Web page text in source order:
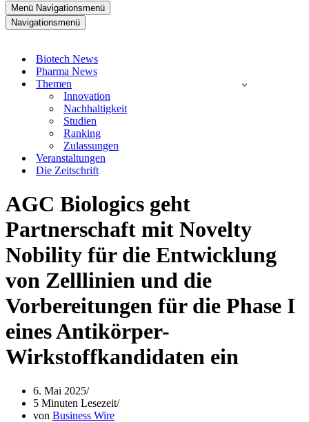
Menü Navigationsmenü
Navigationsmenü
Biotech News
Pharma News
Themen
Innovation
Nachhaltigkeit
Studien
Ranking
Zulassungen
Veranstaltungen
Die Zeitschrift
AGC Biologics geht
Partnerschaft mit Novelty
Nobility für die Entwicklung
von Zelllinien und die
Vorbereitungen für die Phase I
eines Antikörper-
Wirkstoffkandidaten ein
6. Mai 2025
5 Minuten Lesezeit
von Business Wire